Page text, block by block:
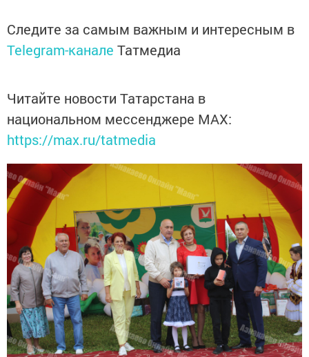
Следите за самым важным и интересным в
Telegram-канале Татмедиа
Читайте новости Татарстана в
национальном мессенджере MАХ:
https://max.ru/tatmedia